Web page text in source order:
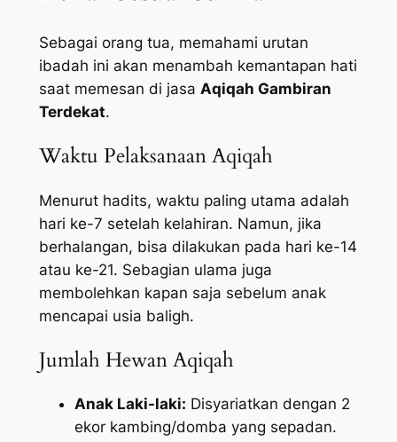
Sebagai orang tua, memahami urutan
ibadah ini akan menambah kemantapan hati
saat memesan di jasa Aqiqah Gambiran
Terdekat.
Waktu Pelaksanaan Aqiqah
Menurut hadits, waktu paling utama adalah
hari ke-7 setelah kelahiran. Namun, jika
berhalangan, bisa dilakukan pada hari ke-14
atau ke-21. Sebagian ulama juga
membolehkan kapan saja sebelum anak
mencapai usia baligh.
Jumlah Hewan Aqiqah
Anak Laki-laki: Disyariatkan dengan 2
ekor kambing/domba yang sepadan.